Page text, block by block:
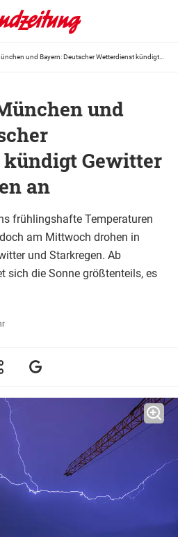
und
Gewitter
an
frühlingshafte Temperaturen
am Mittwoch drohen in
und Starkregen. Ab
sich die Sonne größtenteils, es